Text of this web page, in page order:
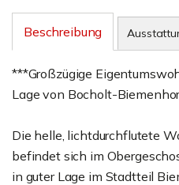
Beschreibung
***Großzügige
Lage von Bocholt-
Die helle, lichtdurchflutete
befindet sich im
in guter Lage im Stadtteil